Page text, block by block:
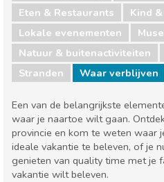
Eten & Restaurants
Kind
Lokale evenementen
Natuur & buitenactiviteiten
Stranden
Waar verblijven
Een van de belangrijkste
waar je naartoe wilt gaan.
provincie en kom te weten waar
ideale vakantie te beleven, of je
genieten van quality time met je
vakantie wilt beleven.